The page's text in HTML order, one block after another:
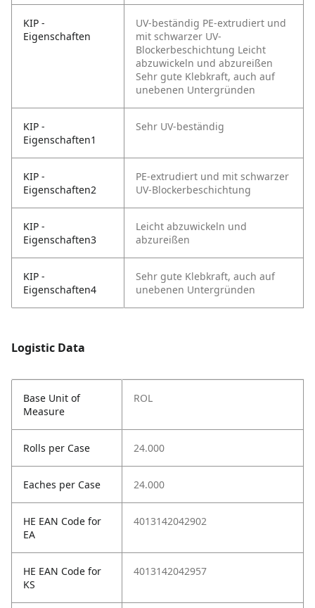
KIP -
Eigenschaften
UV-beständig PE-extrudiert und
mit schwarzer UV-
Blockerbeschichtung Leicht
abzuwickeln und abzureißen
Sehr gute Klebkraft, auch auf
unebenen Untergründen
KIP -
Eigenschaften1
Sehr UV-beständig
KIP -
Eigenschaften2
PE-extrudiert und mit schwarzer
UV-Blockerbeschichtung
KIP -
Eigenschaften3
Leicht abzuwickeln und
abzureißen
KIP -
Eigenschaften4
Sehr gute Klebkraft, auch auf
unebenen Untergründen
Logistic Data
Base Unit of
Measure
ROL
Rolls per Case 24.000
Eaches per Case 24.000
HE EAN Code for
EA
4013142042902
HE EAN Code for
KS
4013142042957